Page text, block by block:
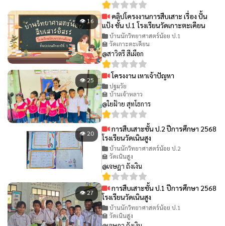
👁 16
คลิปโครงงานการสืบเสาะ เรื่อง ปั้น
แป้ง ชั้น ป.1 โรงเรียนวัดเกาะตะเคียน
บ้านนักวิทยาศาสตร์น้อย ป.1
🏫 วัดเกาะตะเคียน
@สาวิตรี สีเผือก
👁 25 โครงงาน เหาเจ้าปัญหา
ปฐมวัย
🏫 บ้านเจ้าหลาว
@ใยฝ้าย สุทโธการ
👁 20
การสืบเสาะชั้น ป.2 ปีการศึกษา 2568
โรงเรียนวัดเนินสูง
บ้านนักวิทยาศาสตร์น้อย ป.2
🏫 วัดเนินสูง
@เจษฎา ถังเงิน
👁 27
การสืบเสาะชั้น ป.1 ปีการศึกษา 2568
โรงเรียนวัดเนินสูง
บ้านนักวิทยาศาสตร์น้อย ป.1
🏫 วัดเนินสูง